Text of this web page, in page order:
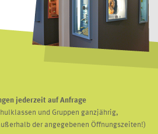
jederzeit auf Anfrage
und Gruppen ganzjährig,
der angegebenen Öffnungszeiten!)